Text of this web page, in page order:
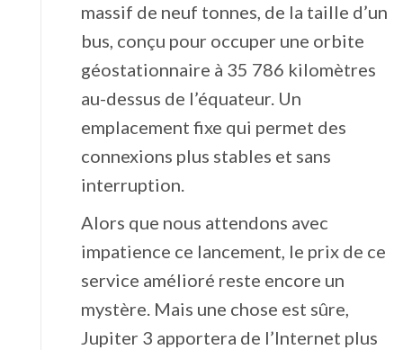
massif de neuf tonnes, de la taille d’un
bus, conçu pour occuper une orbite
géostationnaire à 35 786 kilomètres
au-dessus de l’équateur. Un
emplacement fixe qui permet des
connexions plus stables et sans
interruption.
Alors que nous attendons avec
impatience ce lancement, le prix de ce
service amélioré reste encore un
mystère. Mais une chose est sûre,
Jupiter 3 apportera de l’Internet plus